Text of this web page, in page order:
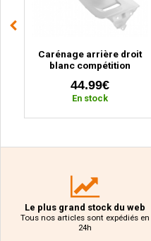
Carénage arrière droit
blanc compétition
à 2016)
44.99€
En stock
Le plus grand stock du web
Tous nos articles sont expédiés en
24h